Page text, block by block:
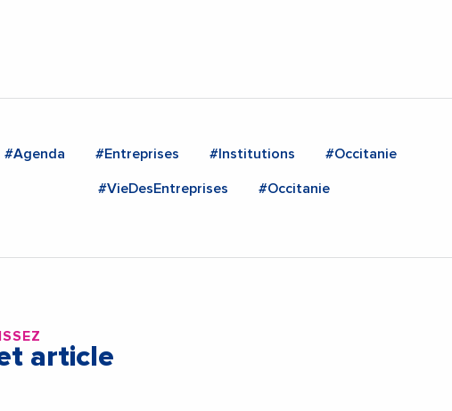
#Agenda #Entreprises #Institutions #Occitanie
#VieDesEntreprises #Occitanie
article